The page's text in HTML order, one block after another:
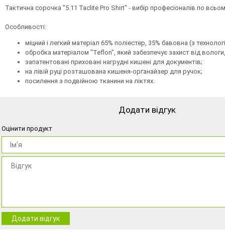
Тактична сорочка "5.11 Taclite Pro Shirt" - вибір професіоналів по
Особливості:
міцний і легкий матеріал 65% поліестер, 35% бавовна (з
обробка матеріалом "Teflon", який забезпечує захист від
запатентовані приховані нагрудні кишені для документів;
на лівій руці розташована кишеня-органайзер для ручок;
посилення з подвійною тканини на ліктях.
Додати відгук
Оцінити продукт
Додати відгук